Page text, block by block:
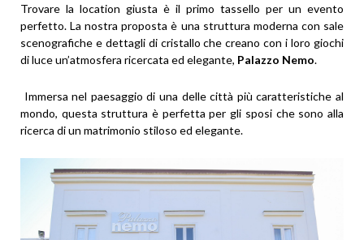
Trovare la location giusta è il primo tassello per un evento
perfetto. La nostra proposta è una struttura moderna con sale
scenografiche e dettagli di cristallo che creano con i loro giochi
di luce un’atmosfera ricercata ed elegante, Palazzo Nemo.
Immersa nel paesaggio di una delle città più caratteristiche al
mondo, questa struttura è perfetta per gli sposi che sono alla
ricerca di un matrimonio stiloso ed elegante.